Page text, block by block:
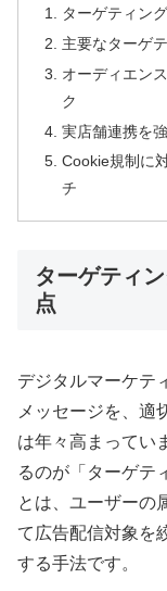
ターゲティン
主要なターゲ
オーディエン
ク
実店舗連携を
Cookie規制に
チ
ターゲティ
点
デジタルマーケテ
メッセージを、適
は年々高まってい
るのが「ターゲテ
とは、ユーザーの
て広告配信対象を
する手法です。